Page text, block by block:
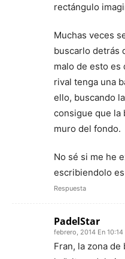
rectángulo
Muchas veces
buscarlo detrás
malo de esto es
rival tenga una
ello, buscando
consigue que la
muro del fondo.
No sé si me he
escribiendolo
Respuesta
PadelStar
febrero, 2014 En 10:14
Fran, la zona